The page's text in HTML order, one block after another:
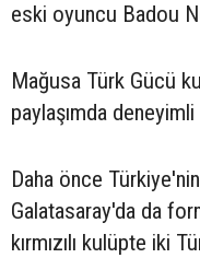
eski oyuncu Badou
Mağusa Türk Gücü
paylaşımda
Daha önce
Galatasaray'da da
kırmızılı kulüpte iki